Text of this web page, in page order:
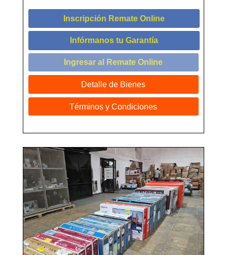
Inscripción Remate Online
Infórmanos tu Garantía
Ingresar al Remate Online
Detalle de Bienes
Términos y Condiciones